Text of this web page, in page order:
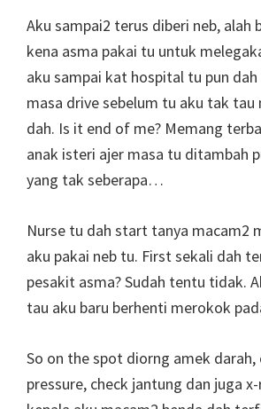
Aku sampai2 terus diberi neb, alah
kena asma pakai tu untuk
aku sampai kat hospital tu pun
masa drive sebelum tu aku tak tau
dah. Is it end of me? Memang
anak isteri ajer masa tu ditambah
yang tak seberapa…
Nurse tu dah start tanya macam2
aku pakai neb tu. First sekali dah
pesakit asma? Sudah tentu tidak.
tau aku baru berhenti merokok
So on the spot diorng amek darah,
pressure, check jantung dan juga